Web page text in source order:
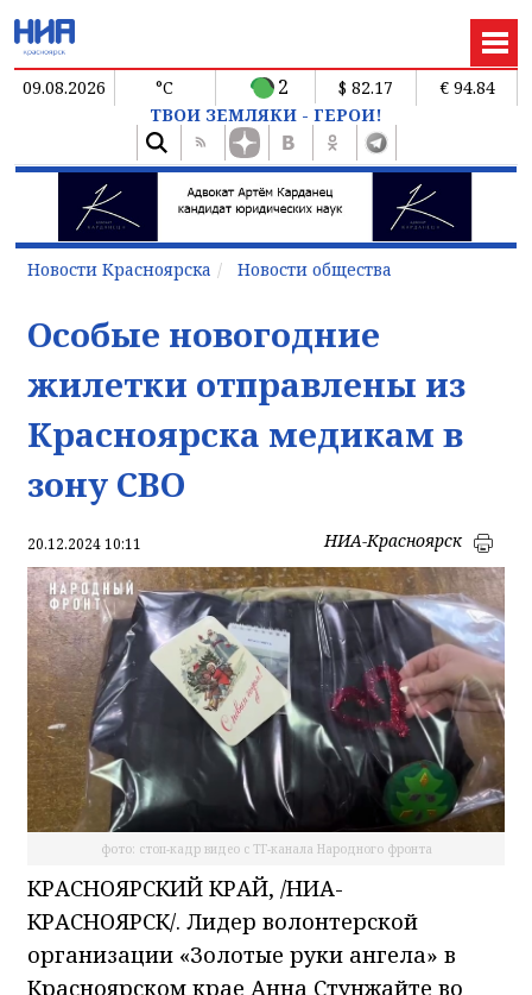
09.08.2026 °C 2 $ 82.17
€ 94.84
ТВОИ ЗЕМЛЯКИ - ГЕРОИ!
Новости Красноярска Новости общества
Особые новогодние
жилетки отправлены из
Красноярска медикам в
зону СВО
20.12.2024 10:11 НИА-Красноярск
фото: стоп-кадр видео с ТГ-канала Народного фронта
КРАСНОЯРСКИЙ КРАЙ, /НИА-
КРАСНОЯРСК/. Лидер волонтерской
организации «Золотые руки ангела» в
Красноярском крае Анна Стунжайте во